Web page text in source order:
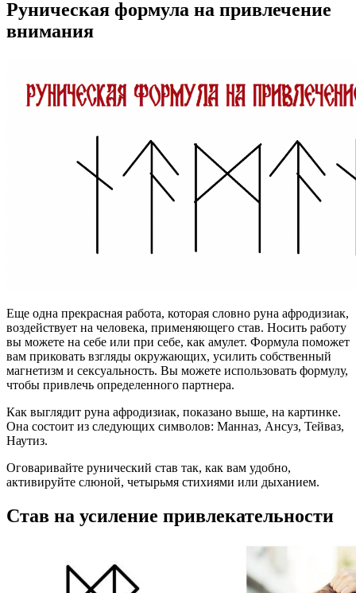
Руническая формула на привлечение
внимания
Еще одна прекрасная работа, которая словно руна афродизиак,
воздействует на человека, применяющего став. Носить работу
вы можете на себе или при себе, как амулет. Формула поможет
вам приковать взгляды окружающих, усилить собственный
магнетизм и сексуальность. Вы можете использовать формулу,
чтобы привлечь определенного партнера.
Как выглядит руна афродизиак, показано выше, на картинке.
Она состоит из следующих символов: Манназ, Ансуз, Тейваз,
Наутиз.
Оговаривайте рунический став так, как вам удобно,
активируйте слюной, четырьмя стихиями или дыханием.
Став на усиление привлекательности